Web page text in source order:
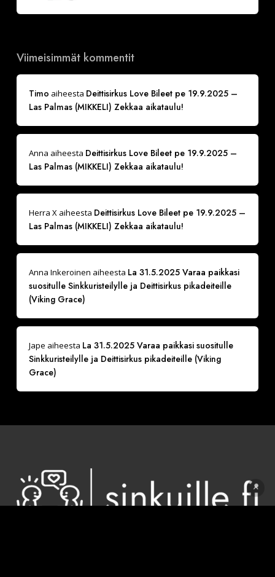
Viimeisimmät kommentit
Timo aiheesta Deittisirkus Love Bileet pe 19.9.2025 –
Las Palmas (MIKKELI) Zekkaa aikataulu!
Anna aiheesta Deittisirkus Love Bileet pe 19.9.2025 –
Las Palmas (MIKKELI) Zekkaa aikataulu!
Herra Xaiheesta Deittisirkus Love Bileet pe 19.9.2025 –
Las Palmas (MIKKELI) Zekkaa aikataulu!
Anna Inkeroinen aiheesta La 31.5.2025 Varaa paikkasi
suositulle Sinkkuristeilylle ja Deittisirkus pikadeiteille
(Viking Grace)
Jape aiheesta La 31.5.2025 Varaa paikkasi suositulle
Sinkkuristeilylle ja Deittisirkus pikadeiteille (Viking
Grace)